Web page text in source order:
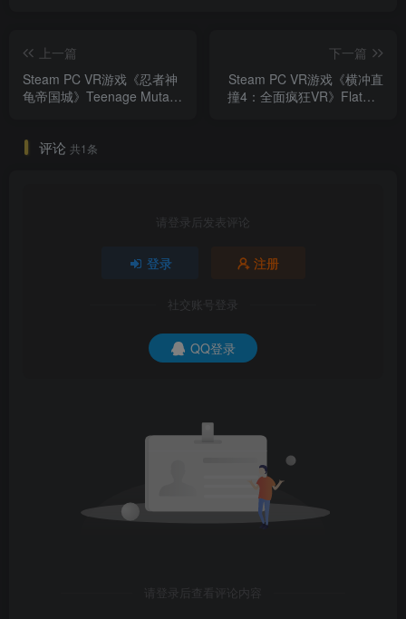
上一篇
Steam PC VR游戏《忍者神
龟帝国城》Teenage Mutant
下一篇
Steam PC VR游戏《横冲直
撞4：全面疯狂VR》FlatOut
评论 共1条
请登录后发表评论
登录 注册
社交账号登录
QQ登录
请登录后查看评论内容